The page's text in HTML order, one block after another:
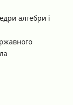
алгебри і